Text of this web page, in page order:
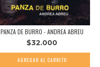
PANZA DE BURRO - ANDREA ABREU
$32.000